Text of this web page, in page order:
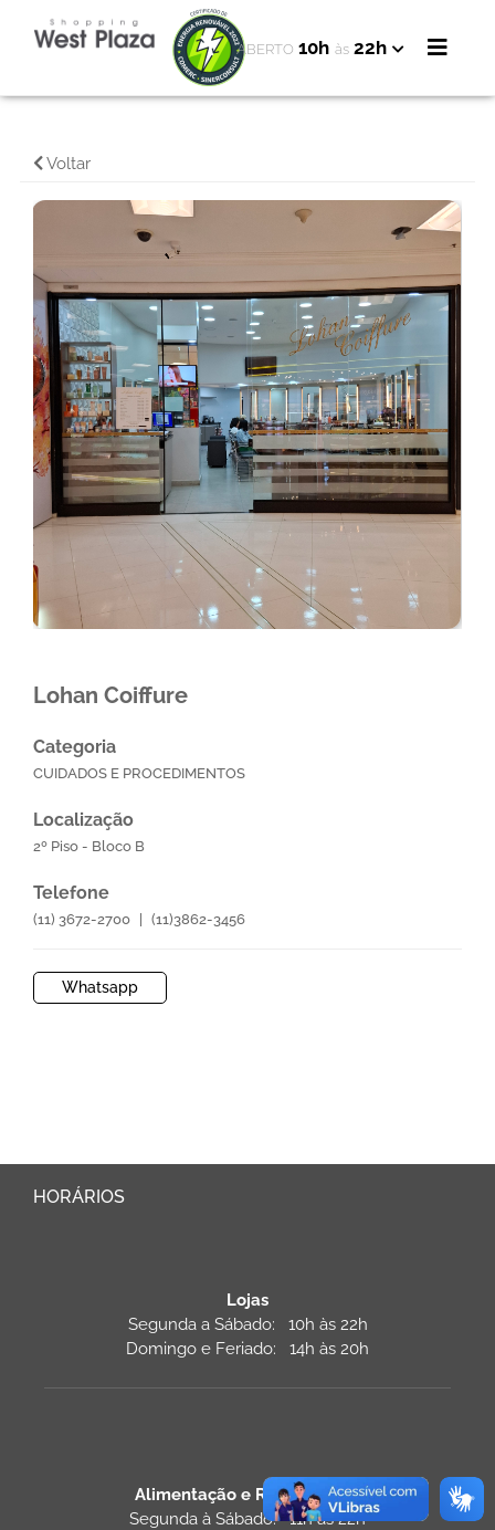
ABERTO 10h às 22h
Voltar
Lohan Coiffure
Categoria
CUIDADOS E PROCEDIMENTOS
Localização
2º Piso - Bloco B
Telefone
(11) 3672-2700 | (11)3862-3456
Whatsapp
HORÁRIOS
Lojas
Segunda a Sábado: 10h às 22h
Domingo e Feriado: 14h às 20h
Alimentação e Restaurantes
Segunda à Sábado: 11h às 22h